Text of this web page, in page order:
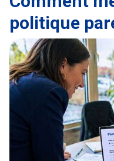
politique